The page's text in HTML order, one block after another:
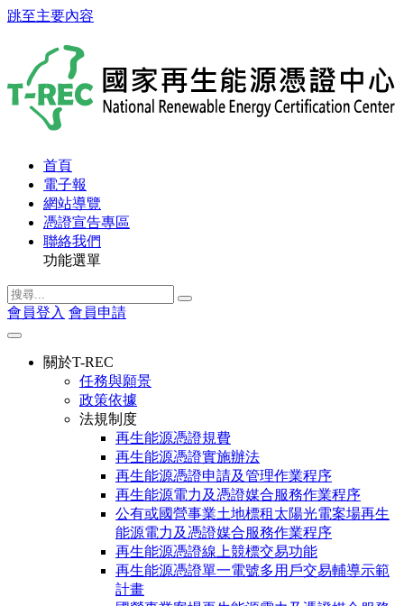
跳至主要內容
首頁
電子報
網站導覽
憑證宣告專區
聯絡我們
功能選單
會員登入 會員申請
關於T-REC
任務與願景
政策依據
法規制度
再生能源憑證規費
再生能源憑證實施辦法
再生能源憑證申請及管理作業程序
再生能源電力及憑證媒合服務作業程序
公有或國營事業土地標租太陽光電案場再生
能源電力及憑證媒合服務作業程序
再生能源憑證線上競標交易功能
再生能源憑證單一電號多用戶交易輔導示範
計畫